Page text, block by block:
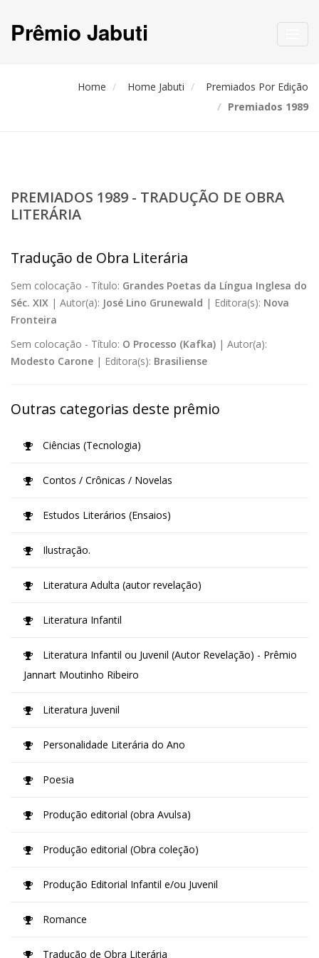
Prêmio Jabuti
Home Home Jabuti
Premiados Por Edição
Premiados 1989
PREMIADOS 1989 - TRADUÇÃO DE OBRA
LITERÁRIA
Tradução de Obra Literária
Sem colocação - Título: Grandes Poetas da Língua Inglesa do
Séc. XIX | Autor(a): José Lino Grunewald | Editora(s): Nova
Fronteira
Sem colocação - Título: O Processo (Kafka) | Autor(a):
Modesto Carone | Editora(s): Brasiliense
Outras categorias deste prêmio
Ciências (Tecnologia)
Contos / Crônicas / Novelas
Estudos Literários (Ensaios)
Ilustração.
Literatura Adulta (autor revelação)
Literatura Infantil
Literatura Infantil ou Juvenil (Autor Revelação) - Prêmio
Jannart Moutinho Ribeiro
Literatura Juvenil
Personalidade Literária do Ano
Poesia
Produção editorial (obra Avulsa)
Produção editorial (Obra coleção)
Produção Editorial Infantil e/ou Juvenil
Romance
Tradução de Obra Literária